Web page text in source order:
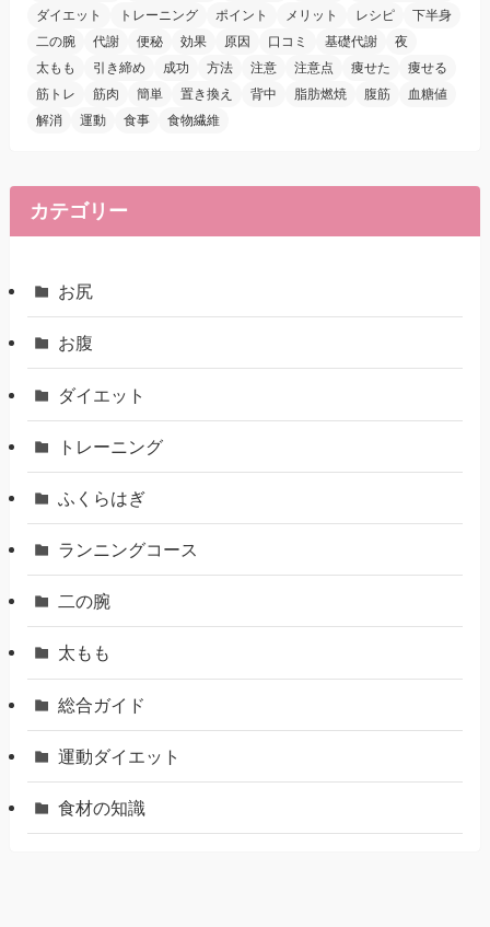
ダイエット
トレーニング ポイント メリット レシピ
下半身
二の腕
代謝 便秘 効果 原因 口コミ 基礎代謝
夜
太もも
引き締め 成功 方法 注意 注意点 痩せた
痩せる
筋トレ
筋肉 簡単 置き換え 背中 脂肪燃焼 腹筋
血糖値
解消
運動 食事 食物繊維
カテゴリー
お尻
お腹
ダイエット
トレーニング
ふくらはぎ
ランニングコース
二の腕
太もも
総合ガイド
運動ダイエット
食材の知識